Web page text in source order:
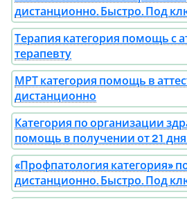
дистанционно. Быстро. Под
Терапия категория помощь с
терапевту
МРТ категория помощь в
дистанционно
Категория по организации
помощь в получении от 21
«Профпатология категория»
дистанционно. Быстро. Под